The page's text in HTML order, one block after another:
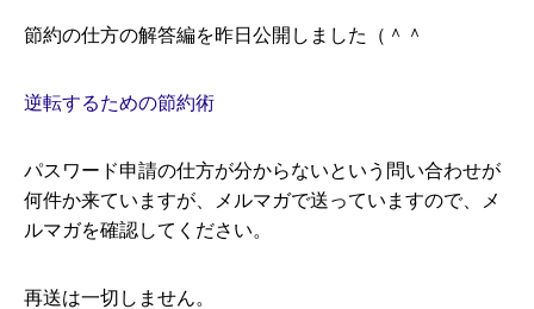
節約の仕方の解答編を昨日公開しました（＾＾
逆転するための節約術
パスワード申請の仕方が分からないという問い合わせが
何件か来ていますが、メルマガで送っていますので、メ
ルマガを確認してください。
再送は一切しません。